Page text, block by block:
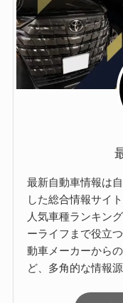
最新自動車情報は
した総合情報サイ
人気車種ランキン
ーライフまで役立
動車メーカーから
ど、多角的な情報